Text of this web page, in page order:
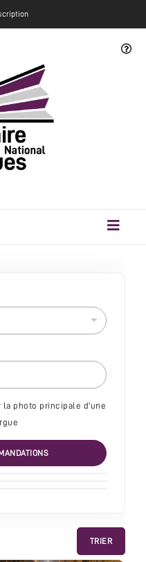
photo principale d'une
TRIER